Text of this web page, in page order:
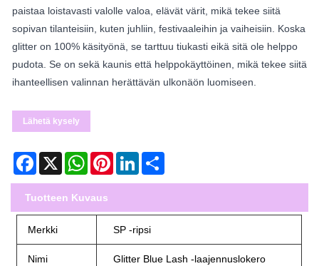
paistaa loistavasti valolle valoa, elävät värit, mikä tekee siitä
sopivan tilanteisiin, kuten juhliin, festivaaleihin ja vaiheisiin. Koska
glitter on 100% käsityönä, se tarttuu tiukasti eikä sitä ole helppo
pudota. Se on sekä kaunis että helppokäyttöinen, mikä tekee siitä
ihanteellisen valinnan herättävän ulkonäön luomiseen.
Lähetä kysely
Facebook
X WhatsAppPinterestLinkedIn
Tuotteen Kuvaus
Merkki SP -ripsi
Nimi Glitter Blue Lash -laajennuslokero